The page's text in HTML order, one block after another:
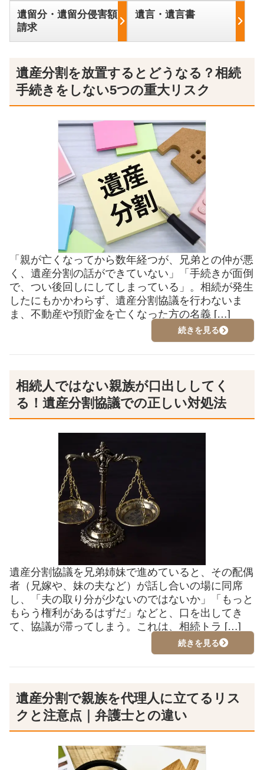
遺留分・遺留分侵害額
請求
遺言・遺言書
遺産分割を放置するとどうなる？相続
手続きをしない5つの重大リスク
「親が亡くなってから数年経つが、兄弟との仲が悪
く、遺産分割の話ができていない」「手続きが面倒
で、つい後回しにしてしまっている」。相続が発生
したにもかかわらず、遺産分割協議を行わないま
ま、不動産や預貯金を亡くなった方の名義 […]
続きを見る
相続人ではない親族が口出ししてく
る！遺産分割協議での正しい対処法
遺産分割協議を兄弟姉妹で進めていると、その配偶
者（兄嫁や、妹の夫など）が話し合いの場に同席
し、「夫の取り分が少ないのではないか」「もっと
もらう権利があるはずだ」などと、口を出してき
て、協議が滞ってしまう。これは、相続トラ […]
続きを見る
遺産分割で親族を代理人に立てるリス
クと注意点｜弁護士との違い